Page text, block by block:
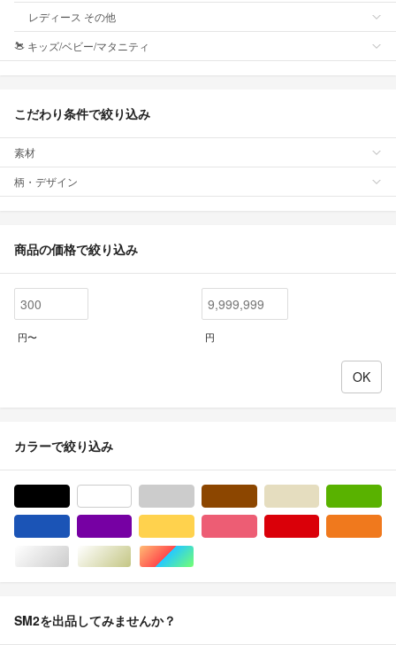
レディース その他
キッズ/ベビー/マタニティ
こだわり条件で絞り込み
素材
柄・デザイン
商品の価格で絞り込み
円〜 円
カラーで絞り込み
シルバー/銀色系ゴールド/金色系マルチカラー
SM2を出品してみませんか？